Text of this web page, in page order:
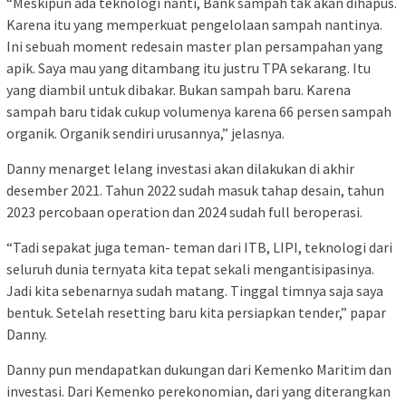
Karena itu yang memperkuat pengelolaan sampah nantinya.
Ini sebuah moment redesain master plan persampahan yang
apik. Saya mau yang ditambang itu justru TPA sekarang. Itu
yang diambil untuk dibakar. Bukan sampah baru. Karena
sampah baru tidak cukup volumenya karena 66 persen sampah
organik. Organik sendiri urusannya,” jelasnya.
Danny menarget lelang investasi akan dilakukan di akhir
desember 2021. Tahun 2022 sudah masuk tahap desain, tahun
2023 percobaan operation dan 2024 sudah full beroperasi.
“Tadi sepakat juga teman- teman dari ITB, LIPI, teknologi dari
seluruh dunia ternyata kita tepat sekali mengantisipasinya.
Jadi kita sebenarnya sudah matang. Tinggal timnya saja saya
bentuk. Setelah resetting baru kita persiapkan tender,” papar
Danny.
Danny pun mendapatkan dukungan dari Kemenko Maritim dan
investasi. Dari Kemenko perekonomian, dari yang diterangkan